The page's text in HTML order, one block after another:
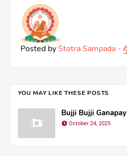
Posted by Stotra Sampada -
YOU MAY LIKE THESE POSTS
Bujji Bujji
October 24, 2025